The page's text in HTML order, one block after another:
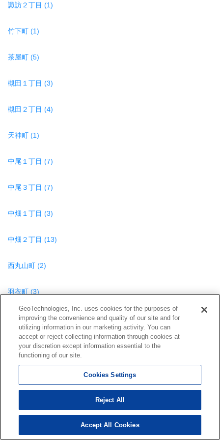
諏訪２丁目 (1)
竹下町 (1)
茶屋町 (5)
槻田１丁目 (3)
槻田２丁目 (4)
天神町 (1)
中尾１丁目 (7)
中尾３丁目 (7)
中畑１丁目 (3)
中畑２丁目 (13)
西丸山町 (2)
羽衣町 (3)
八王寺町 (1)
花尾町 (1)
検索結果を見る
GeoTechnologies, Inc. uses cookies for the purposes of
improving the convenience and quality of our site and for
utilizing information in our marketing activity. You can
accept or reject collecting information through cookies at
your discretion except information essential to the
functioning of our site.
Cookies Settings
Reject All
Accept All Cookies